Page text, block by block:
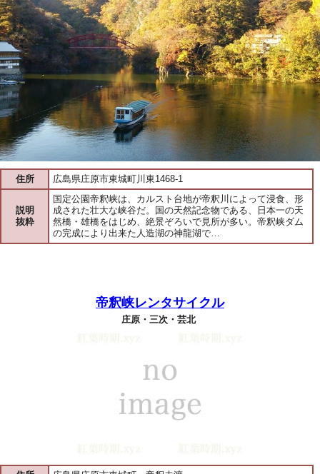
住所 広島県庄原市東城町川東1468-1
説明
抜粋
国定公園帝釈峡は、カルスト台地が帝釈川によって浸食、形
成された壮大な峡谷だ。国の天然記念物である、日本一の天
然橋・雄橋をはじめ、絶景ぞろいで見所が多い。帝釈峡ダム
の完成により出来た人造湖の神龍湖で…
帝釈峡レンタサイクル
庄原・三次・芸北